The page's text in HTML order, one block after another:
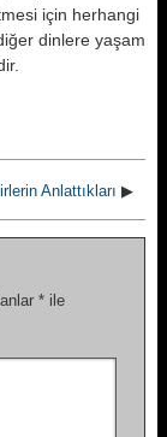
için herhangi
dinlere yaşam
Anlattıkları ▶
* ile